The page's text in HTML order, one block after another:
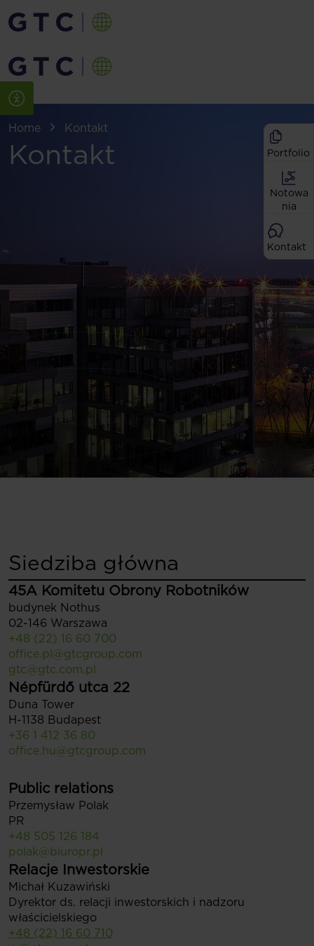
Home Kontakt
Kontakt Portfolio
Notowa
nia
Kontakt
Siedziba główna
45A Komitetu Obrony Robotników
budynek Nothus
02-146 Warszawa
+48 (22) 16 60 700
office.pl@gtcgroup.com
gtc@gtc.com.pl
Népfürdő utca 22
Duna Tower
H-1138 Budapest
+36 1 412 36 80
office.hu@gtcgroup.com
Public relations
Przemysław Polak
PR
+48 505 126 184
polak@biuropr.pl
Relacje Inwestorskie
Michał Kuzawiński
Dyrektor ds. relacji inwestorskich i nadzoru
właścicielskiego
+48 (22) 16 60 710